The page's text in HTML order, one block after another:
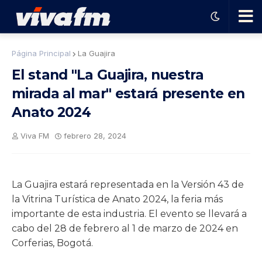
el
pro
Página Principal La Guajira
El stand "La Guajira, nuestra
mirada al mar" estará presente en
Anato 2024
Viva FM febrero 28, 2024
La Guajira estará representada en la Versión 43 de
la Vitrina Turística de Anato 2024, la feria más
importante de esta industria. El evento se llevará a
cabo del 28 de febrero al 1 de marzo de 2024 en
Corferias, Bogotá.